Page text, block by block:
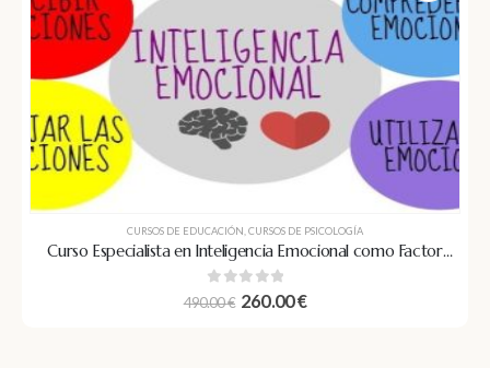
CURSOS DE EDUCACIÓN CURSOS DE PSICOLOGÍA
Curso Especialista en Inteligencia Emocional como Factor
Clave para la Superación Personal
0out of 5
490.00€ 260.00€